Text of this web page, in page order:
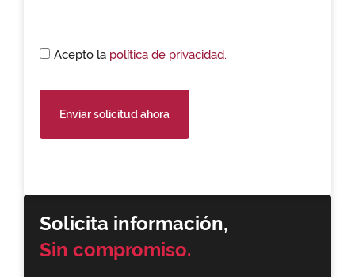
Solicita información,
Sin compromiso.
Acepto la política de privacidad.
Enviar solicitud ahora